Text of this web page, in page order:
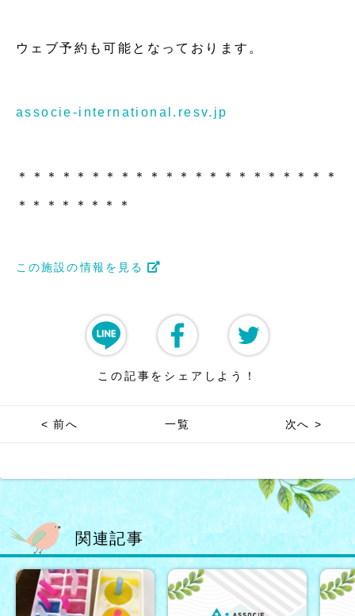
ウェブ予約も可能となっております。
associe-international.resv.jp
＊＊＊＊＊＊＊＊＊＊＊＊＊＊＊＊＊＊＊＊＊＊
＊＊＊＊＊＊＊＊
この施設の情報を見る
この記事をシェアしよう！
< 前へ 一覧 次へ >
関連記事